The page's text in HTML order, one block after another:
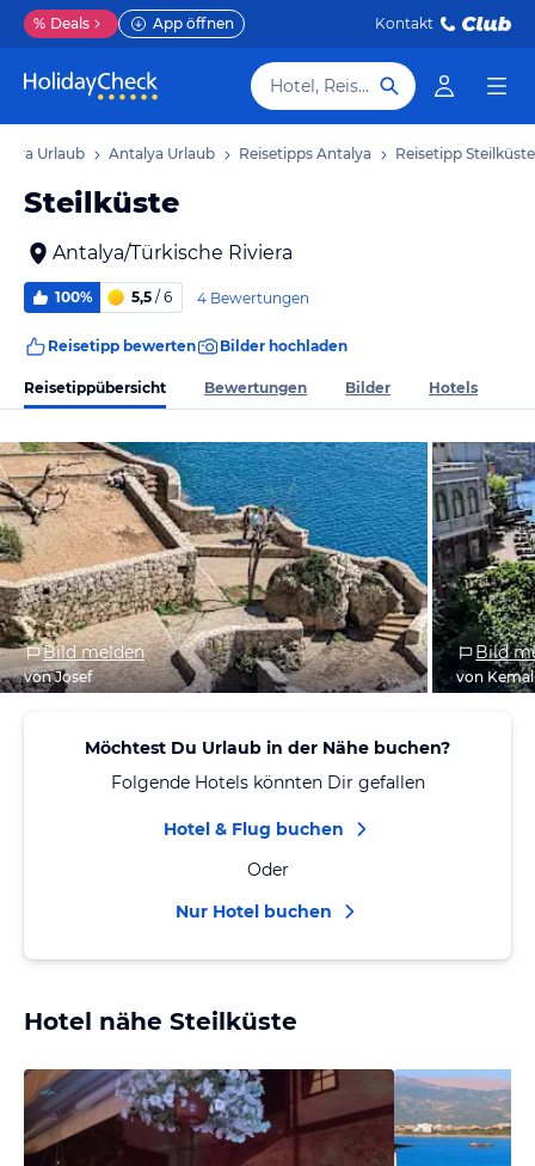
% Deals App öffnen Kontakt
Hotel, Reiseziel
Urlaub Antalya Urlaub Reisetipps Antalya Reisetipp Steilküste
Steilküste
Antalya/Türkische Riviera
100% 5,5 / 6 4 Bewertungen
Reisetipp bewerten Bilder hochladen
Reisetippübersicht Bewertungen Bilder Hotels
Bild melden
von Josef
Bild
von Kemal
Möchtest Du Urlaub in der Nähe buchen?
Folgende Hotels könnten Dir gefallen
Hotel & Flug buchen
Oder
Nur Hotel buchen
Hotel nähe Steilküste